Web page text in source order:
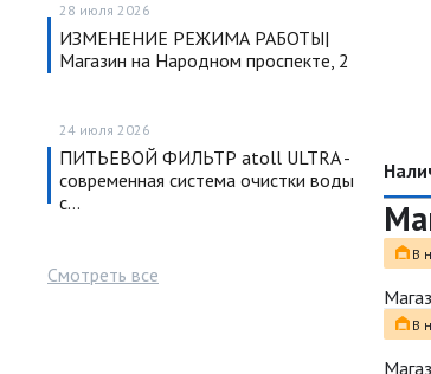
28 июля 2026
ИЗМЕНЕНИЕ РЕЖИМА РАБОТЫ|
Магазин на Народном проспекте, 2
24 июля 2026
ПИТЬЕВОЙ ФИЛЬТР atoll ULTRA -
современная система очистки воды
с…
Смотреть все
В
В